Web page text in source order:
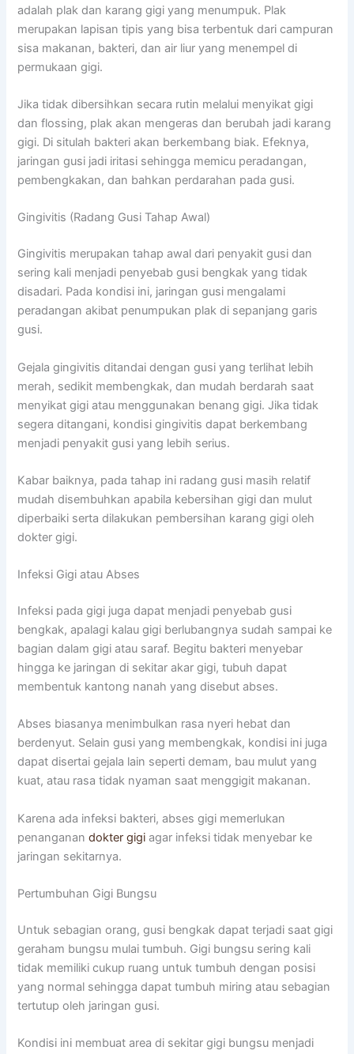
adalah plak dan karang gigi yang menumpuk. Plak
merupakan lapisan tipis yang bisa terbentuk dari campuran
sisa makanan, bakteri, dan air liur yang menempel di
permukaan gigi.
Jika tidak dibersihkan secara rutin melalui menyikat gigi
dan flossing, plak akan mengeras dan berubah jadi karang
gigi. Di situlah bakteri akan berkembang biak. Efeknya,
jaringan gusi jadi iritasi sehingga memicu peradangan,
pembengkakan, dan bahkan perdarahan pada gusi.
Gingivitis (Radang Gusi Tahap Awal)
Gingivitis merupakan tahap awal dari penyakit gusi dan
sering kali menjadi penyebab gusi bengkak yang tidak
disadari. Pada kondisi ini, jaringan gusi mengalami
peradangan akibat penumpukan plak di sepanjang garis
gusi.
Gejala gingivitis ditandai dengan gusi yang terlihat lebih
merah, sedikit membengkak, dan mudah berdarah saat
menyikat gigi atau menggunakan benang gigi. Jika tidak
segera ditangani, kondisi gingivitis dapat berkembang
menjadi penyakit gusi yang lebih serius.
Kabar baiknya, pada tahap ini radang gusi masih relatif
mudah disembuhkan apabila kebersihan gigi dan mulut
diperbaiki serta dilakukan pembersihan karang gigi oleh
dokter gigi.
Infeksi Gigi atau Abses
Infeksi pada gigi juga dapat menjadi penyebab gusi
bengkak, apalagi kalau gigi berlubangnya sudah sampai ke
bagian dalam gigi atau saraf. Begitu bakteri menyebar
hingga ke jaringan di sekitar akar gigi, tubuh dapat
membentuk kantong nanah yang disebut abses.
Abses biasanya menimbulkan rasa nyeri hebat dan
berdenyut. Selain gusi yang membengkak, kondisi ini juga
dapat disertai gejala lain seperti demam, bau mulut yang
kuat, atau rasa tidak nyaman saat menggigit makanan.
Karena ada infeksi bakteri, abses gigi memerlukan
penanganandokter gigi agar infeksi tidak menyebar ke
jaringan sekitarnya.
Pertumbuhan Gigi Bungsu
Untuk sebagian orang, gusi bengkak dapat terjadi saat gigi
geraham bungsu mulai tumbuh. Gigi bungsu sering kali
tidak memiliki cukup ruang untuk tumbuh dengan posisi
yang normal sehingga dapat tumbuh miring atau sebagian
tertutup oleh jaringan gusi.
Kondisi ini membuat area di sekitar gigi bungsu menjadi